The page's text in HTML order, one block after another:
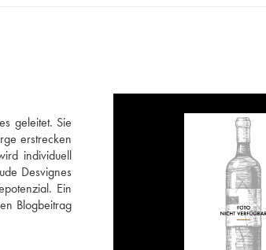
geleitet. Sie
erstrecken
individuell
Desvignes
Ein
Blogbeitrag